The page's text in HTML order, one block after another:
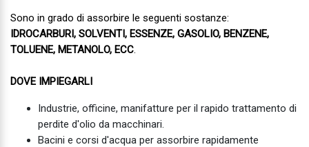
Sono in grado di assorbire le seguenti sostanze:
IDROCARBURI, SOLVENTI, ESSENZE, GASOLIO, BENZENE,
TOLUENE, METANOLO, ECC
DOVE IMPIEGARLI
Industrie, officine, manifatture per il rapido trattamento di
perdite d'olio da macchinari.
Bacini e corsi d'acqua per assorbire rapidamente